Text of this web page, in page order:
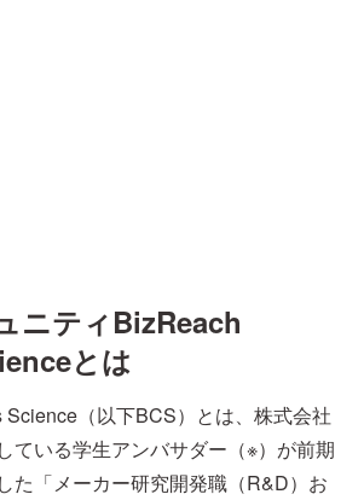
ニティBizReach
とは
（以下BCS）とは、株式会社
ている学生アンバサダー（※）が前期
た「メーカー研究開発職（R&D）お